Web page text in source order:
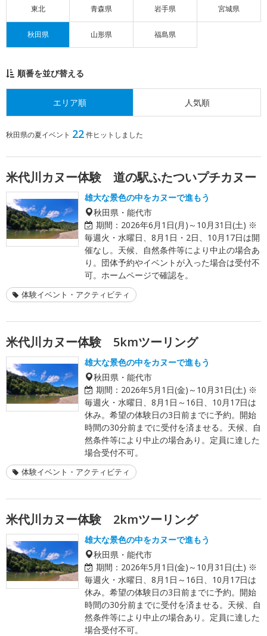
東北 青森県 岩手県 宮城県
秋田県 山形県 福島県
順番を並び替える
エリア順 人気順
秋田県の夏イベント 22件ヒットしました
米代川カヌー体験 道の駅ふたついプチカヌー
雄大な景色の中をカヌーで進もう
秋田県・能代市
期間： 2026年6月1日(月)～10月31日(土) ※
毎週火・水曜日、8月1日・2日、10月17日は開
催なし。天候、自然条件等により中止の場合あ
り。団体予約やイベントが入った場合は受付不
可。ホームページで確認を。
体験イベント・アクティビティ
米代川カヌー体験 5kmツーリング
雄大な景色の中をカヌーで進もう
秋田県・能代市
期間： 2026年5月1日(金)～10月31日(土) ※
毎週火・水曜日、8月1日～16日、10月17日は
休み。希望の体験日の3日前までに予約。開始
時間の30分前までに受付を済ませる。天候、自
然条件等により中止の場合あり。定員に達した
場合受付不可。
体験イベント・アクティビティ
米代川カヌー体験 2kmツーリング
雄大な景色の中をカヌーで進もう
秋田県・能代市
期間： 2026年5月1日(金)～10月31日(土) ※
毎週火・水曜日、8月1日～16日、10月17日は
休み。希望の体験日の3日前までに予約。開始
時間の30分前までに受付を済ませる。天候、自
然条件等により中止の場合あり。定員に達した
場合受付不可。